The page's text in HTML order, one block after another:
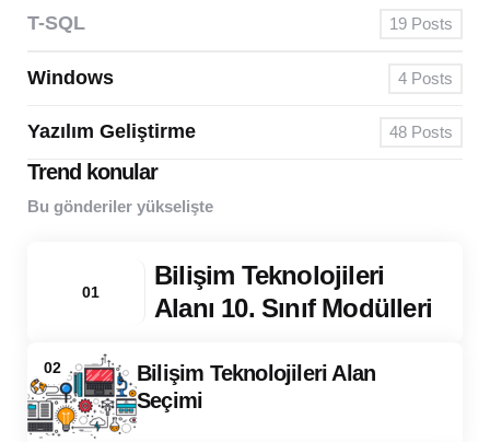
T-SQL 19 Posts
Windows 4 Posts
Yazılım Geliştirme 48 Posts
Trend konular
Bu gönderiler yükselişte
01
Bilişim Teknolojileri
Alanı 10. Sınıf Modülleri
02
Bilişim Teknolojileri Alan
Seçimi